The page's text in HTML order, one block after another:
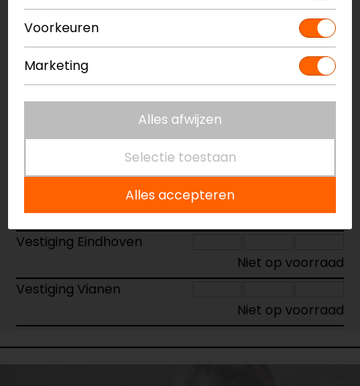
Kleur:Zwart
Maat:XS
Vestiging Apeldoorn
Vestiging Capelle a/d IJssel
Niet op voorraad
Vestiging Eindhoven
Niet op voorraad
Vestiging Vianen
Niet op voorraad
Voorkeuren
Marketing
Alles afwijzen
Selectie toestaan
Alles accepteren